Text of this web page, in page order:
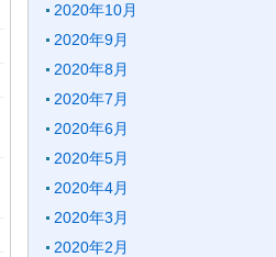
2020年10月
2020年9月
2020年8月
2020年7月
2020年6月
2020年5月
2020年4月
2020年3月
2020年2月